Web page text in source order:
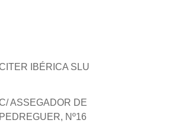
IBÉRICA SLU
ASSEGADOR DE
Nº16